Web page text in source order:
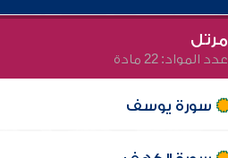
مرتل
عدد المواد: 22 مادة
سورة يوسف